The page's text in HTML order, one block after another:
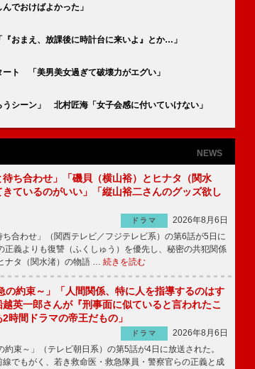
でおけばよかった」
おまえ、放課後に時計台に来いよ』とか…」
ト 「美男美女過ぎて破壊力がエグい」
シーン」 北村匠海「女子会感に付いていけない」
NEWS
待ち合わせ」「磯貝（横山裕）とヒナタ（関水
ているのがいい」「縦山裕二さんのグッズ欲し
ドラマ
2026年8月6日
合わせ」（関西テレビ／フジテレビ系）の第6話が5日に
義よりも復讐（ふくしゅう）を優先し、秘密の共犯関係
ナタ（関水渚）の物語 … 続きを読む
の約束～」「人間関係、特に人を指導するのはす
英一郎さんが『刑事面に似ていると言われたこ
時間ドラマの帝王だもの」
ドラマ
2026年8月6日
束～」（テレビ朝日系）の第5話が4日に放送された。
でもがく、若き救命医・救急隊員・警察官らの正義と成